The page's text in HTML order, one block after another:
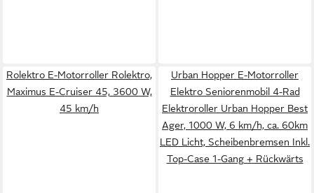
Rolektro E-Motorroller Rolektro,
Maximus E-Cruiser 45, 3600 W,
45 km/h
Urban Hopper E-Motorroller
Elektro Seniorenmobil 4-Rad
Elektroroller Urban Hopper Best
Ager, 1000 W, 6 km/h, ca. 60km
LED Licht, Scheibenbremsen Inkl.
Top-Case 1-Gang + Rückwärts